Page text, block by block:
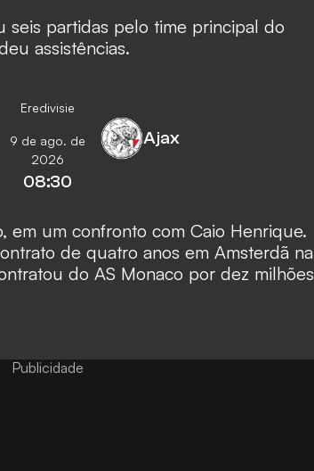
seis partidas pelo time principal do
assistências.
Eredivisie
9 de ago. de
2026
08:30
Ajax
em um confronto com Caio Henrique.
de quatro anos em Amsterdã na
do AS Monaco por dez milhões
Publicidade